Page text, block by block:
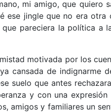
mi amigo, que quiero
ese jingle que no era otra
pareciera la política a
motivada por los
cansada de indignarme
suelo que antes
y con una
amigos y familiares un